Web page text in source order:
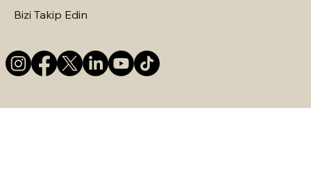
Bizi Takip Edin